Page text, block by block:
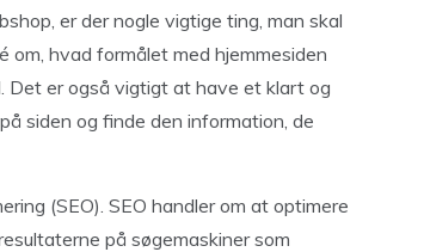
er der nogle vigtige ting, man skal
hvad formålet med hjemmesiden
Det er også vigtigt at have et klart og
siden og finde den information, de
(SEO). SEO handler om at optimere
på søgemaskiner som